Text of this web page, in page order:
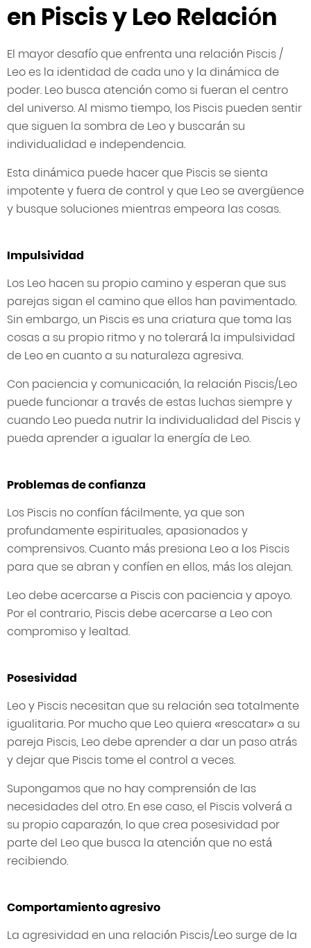
en Piscis y Leo Relación
El mayor desafío que enfrenta una relación Piscis /
Leo es la identidad de cada uno y la dinámica de
poder. Leo busca atención como si fueran el centro
del universo. Al mismo tiempo, los Piscis pueden sentir
que siguen la sombra de Leo y buscarán su
individualidad e independencia.
Esta dinámica puede hacer que Piscis se sienta
impotente y fuera de control y que Leo se avergüence
y busque soluciones mientras empeora las cosas.
Impulsividad
Los Leo hacen su propio camino y esperan que sus
parejas sigan el camino que ellos han pavimentado.
Sin embargo, un Piscis es una criatura que toma las
cosas a su propio ritmo y no tolerará la impulsividad
de Leo en cuanto a su naturaleza agresiva.
Con paciencia y comunicación, la relación Piscis/Leo
puede funcionar a través de estas luchas siempre y
cuando Leo pueda nutrir la individualidad del Piscis y
pueda aprender a igualar la energía de Leo.
Problemas de confianza
Los Piscis no confían fácilmente, ya que son
profundamente espirituales, apasionados y
comprensivos. Cuanto más presiona Leo a los Piscis
para que se abran y confíen en ellos, más los alejan.
Leo debe acercarse a Piscis con paciencia y apoyo.
Por el contrario, Piscis debe acercarse a Leo con
compromiso y lealtad.
Posesividad
Leo y Piscis necesitan que su relación sea totalmente
igualitaria. Por mucho que Leo quiera «rescatar» a su
pareja Piscis, Leo debe aprender a dar un paso atrás
y dejar que Piscis tome el control a veces.
Supongamos que no hay comprensión de las
necesidades del otro. En ese caso, el Piscis volverá a
su propio caparazón, lo que crea posesividad por
parte del Leo que busca la atención que no está
recibiendo.
Comportamiento agresivo
La agresividad en una relación Piscis/Leo surge de la